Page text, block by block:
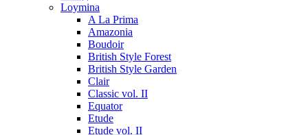
Loymina
A La Prima
Amazonia
Boudoir
British Style Forest
British Style Garden
Clair
Classic vol. II
Equator
Etude
Etude vol. II